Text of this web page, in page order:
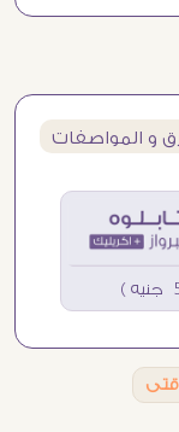
و المواصفات